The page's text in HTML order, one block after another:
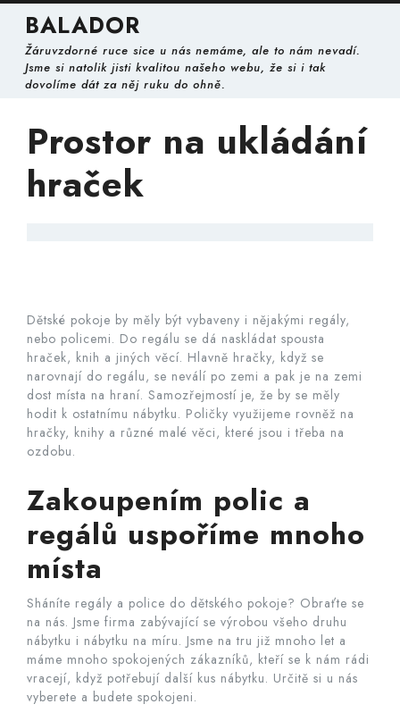
Skip
content
BALADOR
Žáruvzdorné ruce sice u nás nemáme, ale to nám nevadí.
Jsme si natolik jisti kvalitou našeho webu, že si i tak
dovolíme dát za něj ruku do ohně.
Prostor na ukládání
hraček
Dětské pokoje by měly být vybaveny i nějakými regály,
nebo policemi. Do regálu se dá naskládat spousta
hraček, knih a jiných věcí. Hlavně hračky, když se
narovnají do regálu, se neválí po zemi a pak je na zemi
dost místa na hraní. Samozřejmostí je, že by se měly
hodit k ostatnímu nábytku. Poličky využijeme rovněž na
hračky, knihy a různé malé věci, které jsou i třeba na
ozdobu.
Zakoupením polic a
regálů uspoříme mnoho
místa
Sháníte regály a police do dětského pokoje? Obraťte se
na nás. Jsme firma zabývající se výrobou všeho druhu
nábytku i nábytku na míru. Jsme na tru již mnoho let a
máme mnoho spokojených zákazníků, kteří se k nám rádi
vracejí, když potřebují další kus nábytku. Určitě si u nás
vyberete a budete spokojeni.